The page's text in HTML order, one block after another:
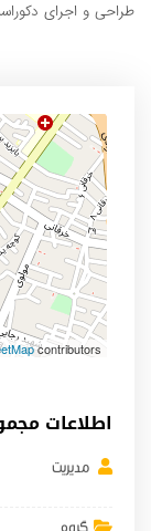
طراحی و اجرای
contributors
اطلاعات
مدیریت
گروه